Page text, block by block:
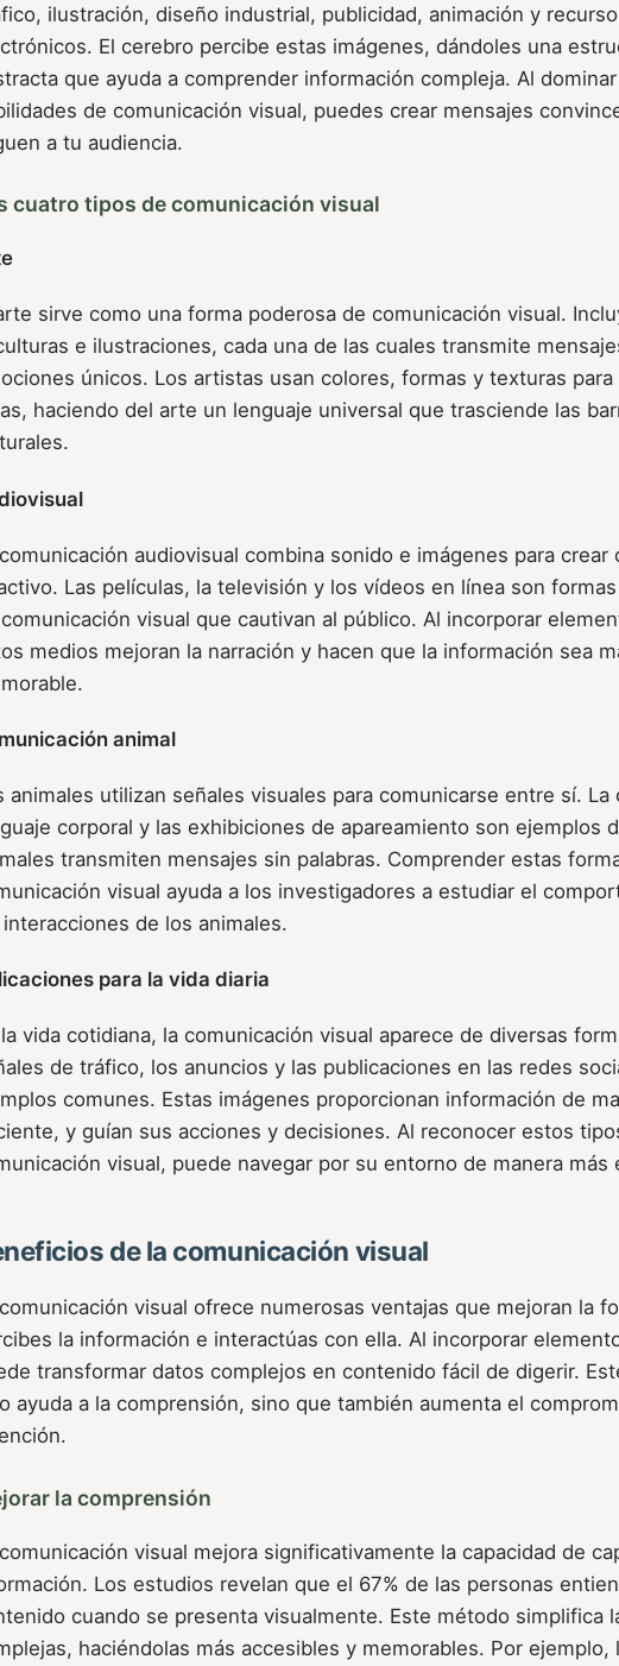
ilustración, diseño industrial, publicidad, animación y
El cerebro percibe estas imágenes, dándoles una
que ayuda a comprender información compleja. Al
de comunicación visual, puedes crear mensajes
a tu audiencia.
cuatro tipos de comunicación visual
sirve como una forma poderosa de comunicación visual.
e ilustraciones, cada una de las cuales transmite
únicos. Los artistas usan colores, formas y texturas para
haciendo del arte un lenguaje universal que trasciende las
audiovisual combina sonido e imágenes para crear
Las películas, la televisión y los vídeos en línea son
visual que cautivan al público. Al incorporar
medios mejoran la narración y hacen que la información sea
animal
animales utilizan señales visuales para comunicarse entre sí. La
corporal y las exhibiciones de apareamiento son ejemplos
transmiten mensajes sin palabras. Comprender estas
visual ayuda a los investigadores a estudiar el
interacciones de los animales.
para la vida diaria
vida cotidiana, la comunicación visual aparece de diversas
de tráfico, los anuncios y las publicaciones en las redes
comunes. Estas imágenes proporcionan información de
y guían sus acciones y decisiones. Al reconocer estos
visual, puede navegar por su entorno de manera más
de la comunicación visual
visual ofrece numerosas ventajas que mejoran la
la información e interactúas con ella. Al incorporar
transformar datos complejos en contenido fácil de digerir.
ayuda a la comprensión, sino que también aumenta el
la comprensión
visual mejora significativamente la capacidad de
Los estudios revelan que el 67% de las personas
cuando se presenta visualmente. Este método simplifica
haciéndolas más accesibles y memorables. Por ejemplo,